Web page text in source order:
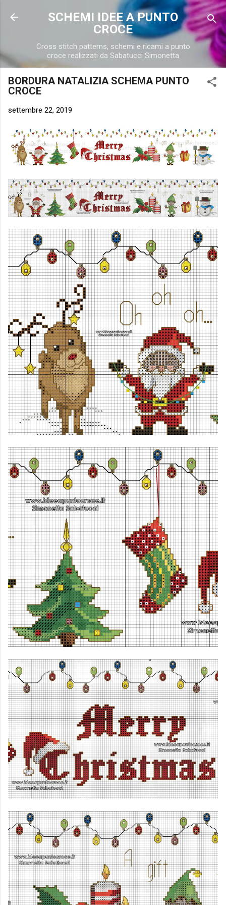
Passa ai contenuti principali
SCHEMI IDEE A PUNTO
CROCE
Cross stitch patterns, schemi e ricami a punto
croce realizzati da Sabatucci Simonetta
BORDURA NATALIZIA SCHEMA PUNTO
CROCE
settembre 22, 2019